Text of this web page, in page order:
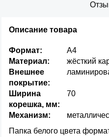
Описание товара
Формат:
А4
Материал:
жёсткий
Внешнее
покрытие:
Ширина
корешка, мм:
70
Механизм:
Папка белого цвета